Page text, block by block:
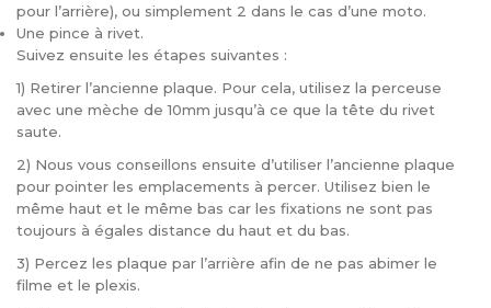
pour l’arrière), ou simplement 2 dans le cas d’une moto.
Une pince à rivet.
Suivez ensuite les étapes suivantes :
1) Retirer l’ancienne plaque. Pour cela, utilisez la perceuse
avec une mèche de 10mm jusqu’à ce que la tête du rivet
saute.
2) Nous vous conseillons ensuite d’utiliser l’ancienne plaque
pour pointer les emplacements à percer. Utilisez bien le
même haut et le même bas car les fixations ne sont pas
toujours à égales distance du haut et du bas.
3) Percez les plaque par l’arrière afin de ne pas abimer le
filme et le plexis.